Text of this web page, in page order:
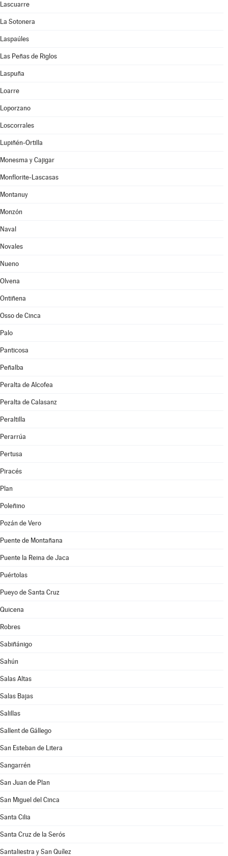
Lascuarre
La Sotonera
Laspaúles
Las Peñas de Riglos
Laspuña
Loarre
Loporzano
Loscorrales
Lupiñén-Ortilla
Monesma y Cajigar
Monflorite-Lascasas
Montanuy
Monzón
Naval
Novales
Nueno
Olvena
Ontiñena
Osso de Cinca
Palo
Panticosa
Peñalba
Peralta de Alcofea
Peralta de Calasanz
Peraltilla
Perarrúa
Pertusa
Piracés
Plan
Poleñino
Pozán de Vero
Puente de Montañana
Puente la Reina de Jaca
Puértolas
Pueyo de Santa Cruz
Quicena
Robres
Sabiñánigo
Sahún
Salas Altas
Salas Bajas
Salillas
Sallent de Gállego
San Esteban de Litera
Sangarrén
San Juan de Plan
San Miguel del Cinca
Santa Cilia
Santa Cruz de la Serós
Santaliestra y San Quílez